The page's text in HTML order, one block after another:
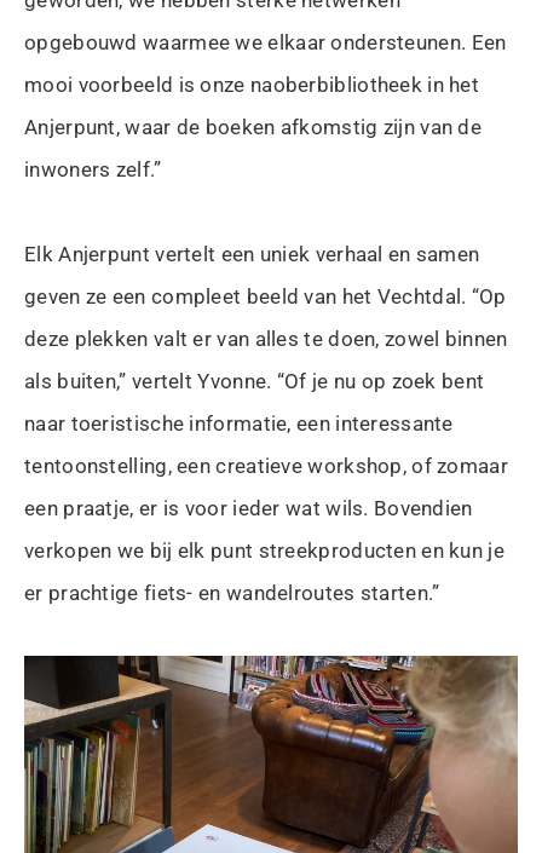
opgebouwd waarmee we elkaar ondersteunen. Een
mooi voorbeeld is onze naoberbibliotheek in het
Anjerpunt, waar de boeken afkomstig zijn van de
inwoners zelf.”
Elk Anjerpunt vertelt een uniek verhaal en samen
geven ze een compleet beeld van het Vechtdal. “Op
deze plekken valt er van alles te doen, zowel binnen
als buiten,” vertelt Yvonne. “Of je nu op zoek bent
naar toeristische informatie, een interessante
tentoonstelling, een creatieve workshop, of zomaar
een praatje, er is voor ieder wat wils. Bovendien
verkopen we bij elk punt streekproducten en kun je
er prachtige fiets- en wandelroutes starten.”